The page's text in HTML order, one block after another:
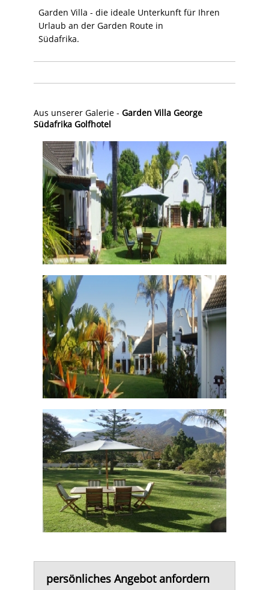
Garden Villa - die ideale Unterkunft für Ihren
Urlaub an der Garden Route in
Südafrika.
Aus unserer Galerie - Garden Villa George
Südafrika Golfhotel
persönliches Angebot anfordern